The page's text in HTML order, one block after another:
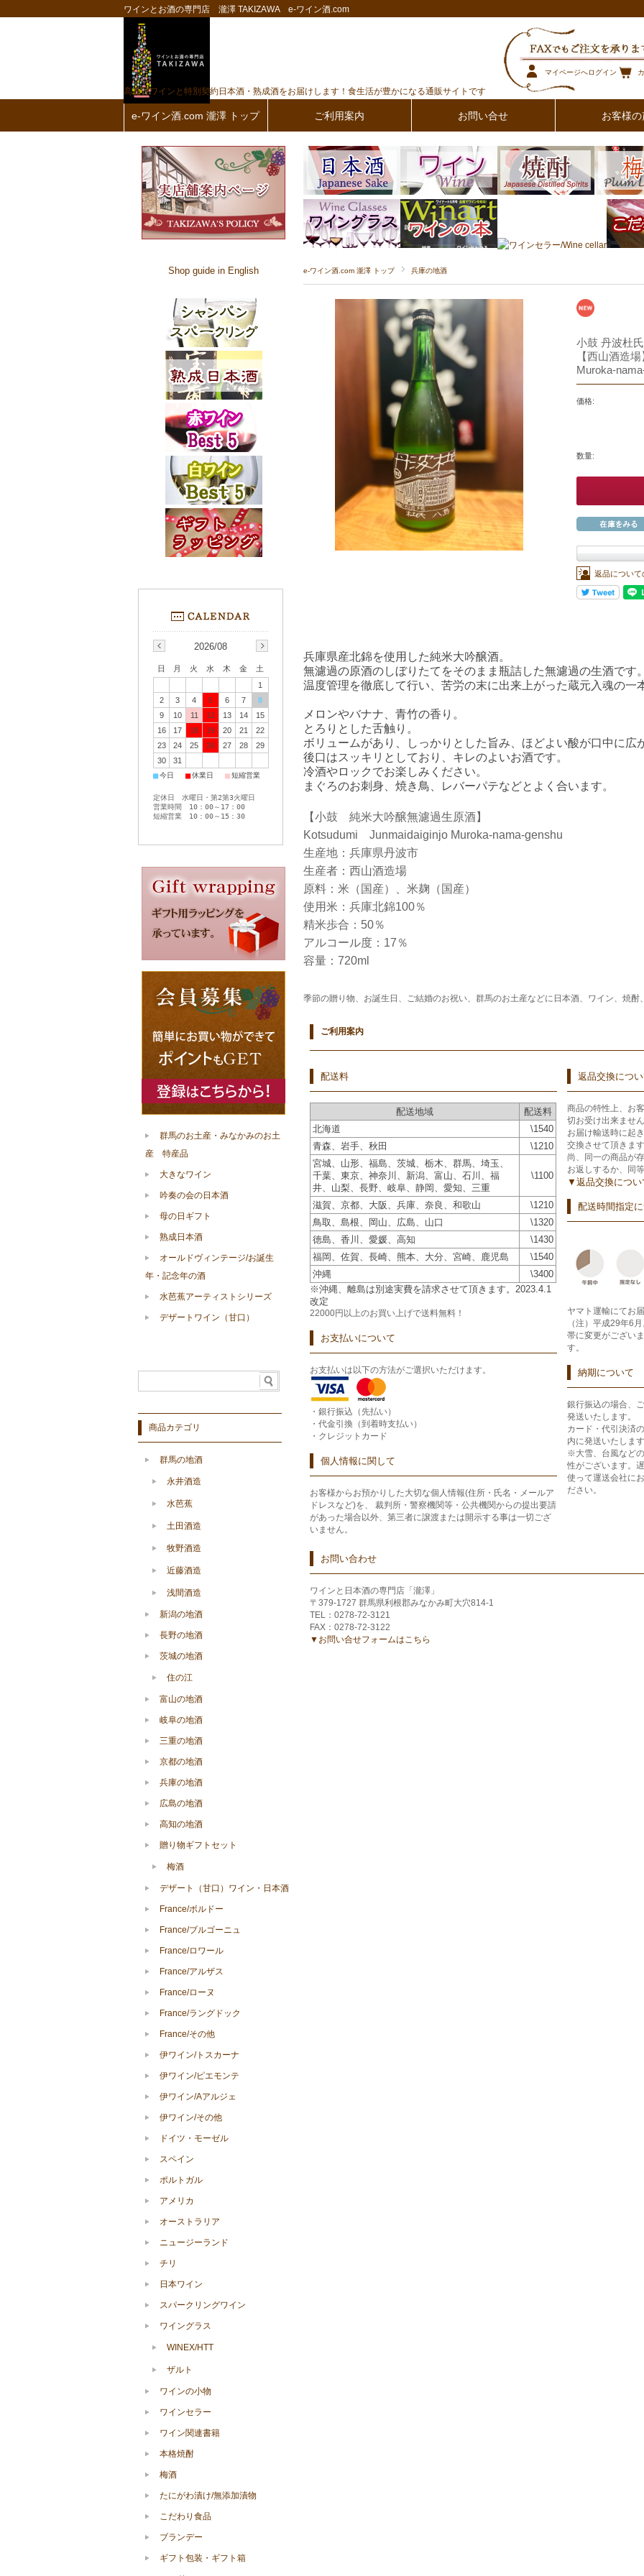
ワインとお酒の専門店 瀧澤 TAKIZAWA e-ワイン酒.com
高品質ワインと特別契約日本酒・熟成酒をお届けします！食生活が豊かになる通販サイトです
マイページへログイン
e-ワイン酒.com 瀧澤 トップ ご利用案内 お問い合せ お客様の
e-ワイン酒.com 瀧澤 トップ 兵庫の地酒
小鼓 丹波杜
【西山酒造
Muroka-
価格:
数量:
返品について
兵庫県産北錦を使用した純米大吟醸酒。
無濾過の原酒のしぼりたてをそのまま瓶詰した無濾過の生酒です。
温度管理を徹底して行い、苦労の末に出来上がった蔵元入魂の一
メロンやバナナ、青竹の香り。
とろりとした舌触り。
ボリュームがあり、しっかりとした旨み、ほどよい酸が口中に広
後口はスッキリとしており、キレのよいお酒です。
冷酒やロックでお楽しみください。
まぐろのお刺身、焼き鳥、レバーパテなどとよく合います。
【小鼓 純米大吟醸無濾過生原酒】
Kotsudumi Junmaidaiginjo Muroka-nama-genshu
生産地：兵庫県丹波市
生産者：西山酒造場
原料：米（国産）、米麹（国産）
使用米：兵庫北錦100％
精米歩合：50％
アルコール度：17％
容量：720ml
季節の贈り物、お誕生日、ご結婚のお祝い、群馬のお土産などに日本酒、ワイン、焼酎
ご利用案内
配送料
配送地域
配送料
北海道
\1540
青森、岩手、秋田
\1210
宮城、山形、福島、茨城、栃木、群馬、埼玉、
千葉、東京、神奈川、新潟、富山、石川、福
井、山梨、長野、岐阜、静岡、愛知、三重
\1100
滋賀、京都、大阪、兵庫、奈良、和歌山
\1210
鳥取、島根、岡山、広島、山口
\1320
徳島、香川、愛媛、高知
\1430
福岡、佐賀、長崎、熊本、大分、宮崎、鹿児島
\1540
沖縄
\3400
※沖縄、離島は別途実費を請求させて頂きます。2023.4.1
改定
22000円以上のお買い上げで送料無料！
お支払いについて
お支払いは以下の方法がご選択いただけます。
・銀行振込（先払い）
・代金引換（到着時支払い）
・クレジットカード
個人情報に関して
お客様からお預かりした大切な個人情報(住所・氏名・メールア
ドレスなど)を、 裁判所・警察機関等・公共機関からの提出要請
があった場合以外、第三者に譲渡または開示する事は一切ござ
いません。
返品交換につ
商品の特性上、お
切お受け出来ません
お届け輸送時に起
交換させて頂きます
尚、同一の商品が
お返しするか、同
▼返品交換につい
配送時間指定
ヤマト運輸にてお
（注）平成29年6
帯に変更がござい
す。
納期について
銀行振込の場合、
発送いたします。
カード・代引決済
内に発送いたします
※大雪、台風など
性がございます。
使って運送会社に
ださい。
お問い合わせ
ワインと日本酒の専門店「瀧澤」
〒379-1727 群馬県利根郡みなかみ町大穴814-1
TEL：0278-72-3121
FAX：0278-72-3122
▼お問い合せフォームはこちら
Shop guide in English
2026/08
日 月 火 水 木 金
土
1
2
3 4 5 6 7
8
9
10 11 12 13 14
15
16
17 18 19 20 21
22
23
24 25 26 27 28
29
30
31
■今日 ■休業日 ■短縮営業
定休日 水曜日・第2第3火曜日
営業時間 10：00～17：00
短縮営業 10：00～15：30
群馬のお土産・みなかみのお土
産 特産品
大きなワイン
吟奏の会の日本酒
母の日ギフト
熟成日本酒
オールドヴィンテージ/お誕生
年・記念年の酒
水芭蕉アーティストシリーズ
デザートワイン（甘口）
商品カテゴリ
群馬の地酒
永井酒造
水芭蕉
土田酒造
牧野酒造
近藤酒造
浅間酒造
新潟の地酒
長野の地酒
茨城の地酒
住の江
富山の地酒
岐阜の地酒
三重の地酒
京都の地酒
兵庫の地酒
広島の地酒
高知の地酒
贈り物ギフトセット
梅酒
デザート（甘口）ワイン・日本酒
France/ボルドー
France/ブルゴーニュ
France/ロワール
France/アルザス
France/ローヌ
France/ラングドック
France/その他
伊ワイン/トスカーナ
伊ワイン/ピエモンテ
伊ワイン/Aアルジェ
伊ワイン/その他
ドイツ・モーゼル
スペイン
ポルトガル
アメリカ
オーストラリア
ニュージーランド
チリ
日本ワイン
スパークリングワイン
ワイングラス
WINEX/HTT
ザルト
ワインの小物
ワインセラー
ワイン関連書籍
本格焼酎
梅酒
たにがわ漬け/無添加漬物
こだわり食品
ブランデー
ギフト包装・ギフト箱